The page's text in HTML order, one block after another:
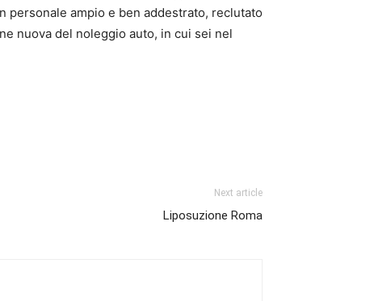
personale ampio e ben addestrato, reclutato
nuova del noleggio auto, in cui sei nel
Next article
Liposuzione Roma